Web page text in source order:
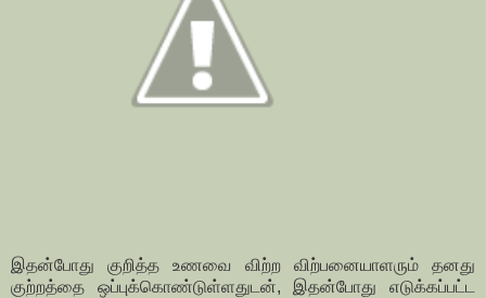
இதன்போது குறித்த உணவை விற்ற விற்பனையாளரும் தனது
குற்றத்தை ஒப்புக்கொண்டுள்ளதுடன், இதன்போது எடுக்கப்பட்ட